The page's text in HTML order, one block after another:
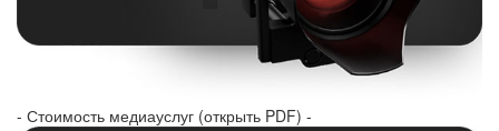
- Стоимость медиауслуг (открыть PDF) -